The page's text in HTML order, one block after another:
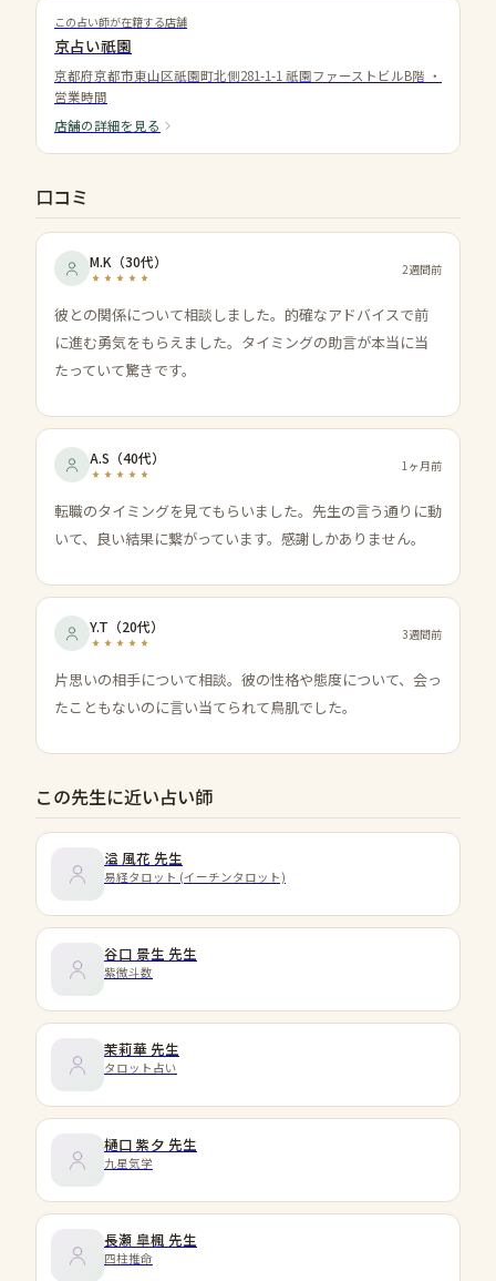
この占い師が在籍する店舗
京占い祇園
京都府京都市東山区祇園町北側281-1-1 祇園ファーストビルB階 ・
営業時間
店舗の詳細を見る
口コミ
M.K （30代） 2週間前
彼との関係について相談しました。的確なアドバイスで前
に進む勇気をもらえました。タイミングの助言が本当に当
たっていて驚きです。
A.S （40代） 1ヶ月前
転職のタイミングを見てもらいました。先生の言う通りに動
いて、良い結果に繋がっています。感謝しかありません。
Y.T （20代） 3週間前
片思いの相手について相談。彼の性格や態度について、会っ
たこともないのに言い当てられて鳥肌でした。
この先生に近い占い師
溢 風花 先生
易経タロット (イーチンタロット)
谷口 景生 先生
紫微斗数
茉莉華 先生
タロット占い
樋口 紫夕 先生
九星気学
長瀬 皐楓 先生
四柱推命